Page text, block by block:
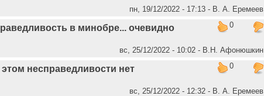
пн, 19/12/2022 - 17:13 - В. А. Еремеев
0
в минобре... очевидно
вс, 25/12/2022 - 10:02 - В.Н. Афонюшкин
0
несправедливости нет
вс, 25/12/2022 - 12:32 - В. А. Еремеев